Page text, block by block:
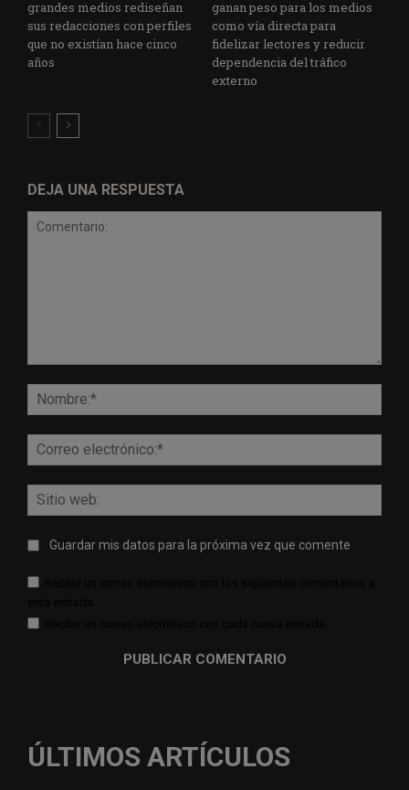
grandes medios rediseñan
sus redacciones con perfiles
que no existían hace cinco
años
ganan peso para los medios
como vía directa para
fidelizar lectores y reducir
dependencia del tráfico
externo
DEJA UNA RESPUESTA
Guardar mis datos para la próxima vez que comente
ÚLTIMOS ARTÍCULOS